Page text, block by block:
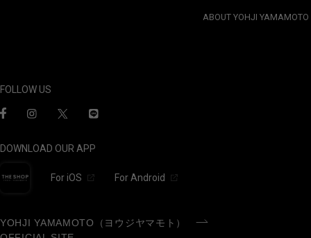
ABOUT YOHJI YAMAMOTO
FOLLOW US
DOWNLOAD OUR APP
For iOS For Android
YOHJI YAMAMOTO（ヨウジヤマモト）